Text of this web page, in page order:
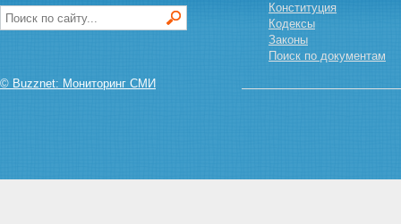
© Buzznet: Мониторинг СМИ
Конституция
Кодексы
Законы
Поиск по документам